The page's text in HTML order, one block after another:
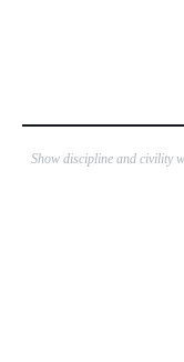
Show discipline and civility